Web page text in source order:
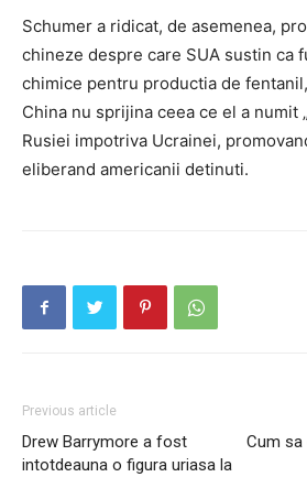
Schumer a ridicat, de asemenea,
chineze despre care SUA sustin ca
chimice pentru productia de
China nu sprijina ceea ce el a numit
Rusiei impotriva Ucrainei,
eliberand americanii detinuti.
Previous article
Drew Barrymore a fost
intotdeauna o figura uriasa la
Cum sa